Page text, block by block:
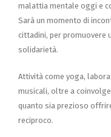
malattia mentale oggi e
Sarà un momento di
cittadini, per promuovere
solidarietà.
Attività come yoga,
musicali, oltre a
quanto sia prezioso
reciproco.